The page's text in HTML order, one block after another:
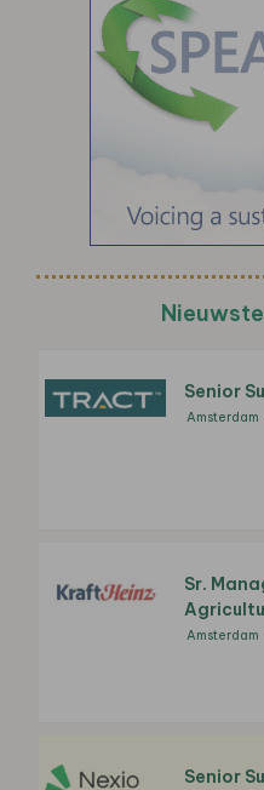
Senior
Amsterdam
Sr.
Amsterdam
Senior